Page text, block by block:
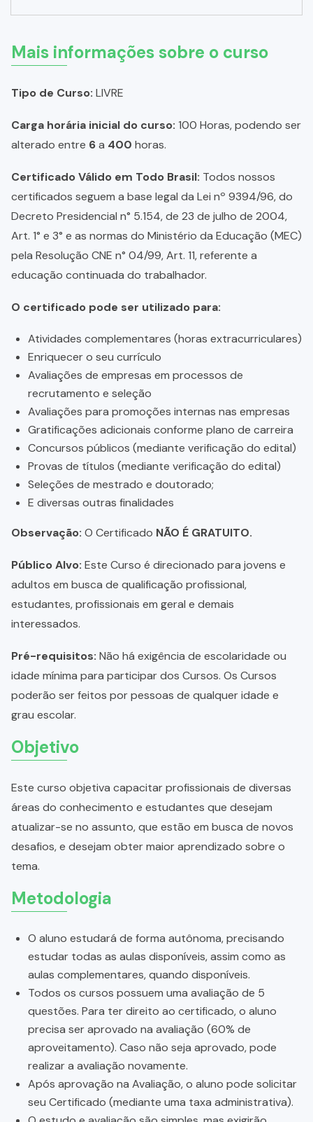
Mais informações sobre o curso
Tipo de Curso: LIVRE
Carga horária inicial do curso: 100 Horas, podendo ser
alterado entre 6a 400 horas.
Certificado Válido em Todo Brasil: Todos nossos
certificados seguem a base legal da Lei nº 9394/96, do
Decreto Presidencial n° 5.154, de 23 de julho de 2004,
Art. 1° e 3° e as normas do Ministério da Educação (MEC)
pela Resolução CNE n° 04/99, Art. 11, referente a
educação continuada do trabalhador.
O certificado pode ser utilizado para:
Atividades complementares (horas extracurriculares)
Enriquecer o seu currículo
Avaliações de empresas em processos de
recrutamento e seleção
Avaliações para promoções internas nas empresas
Gratificações adicionais conforme plano de carreira
Concursos públicos (mediante verificação do edital)
Provas de títulos (mediante verificação do edital)
Seleções de mestrado e doutorado;
E diversas outras finalidades
Observação: O Certificado NÃO É GRATUITO.
Público Alvo: Este Curso é direcionado para jovens e
adultos em busca de qualificação profissional,
estudantes, profissionais em geral e demais
interessados.
Pré-requisitos: Não há exigência de escolaridade ou
idade mínima para participar dos Cursos. Os Cursos
poderão ser feitos por pessoas de qualquer idade e
grau escolar.
Objetivo
Este curso objetiva capacitar profissionais de diversas
áreas do conhecimento e estudantes que desejam
atualizar-se no assunto, que estão em busca de novos
desafios, e desejam obter maior aprendizado sobre o
tema.
Metodologia
O aluno estudará de forma autônoma, precisando
estudar todas as aulas disponíveis, assim como as
aulas complementares, quando disponíveis.
Todos os cursos possuem uma avaliação de 5
questões. Para ter direito ao certificado, o aluno
precisa ser aprovado na avaliação (60% de
aproveitamento). Caso não seja aprovado, pode
realizar a avaliação novamente.
Após aprovação na Avaliação, o aluno pode solicitar
seu Certificado (mediante uma taxa administrativa).